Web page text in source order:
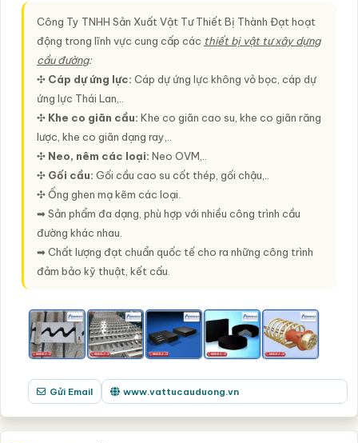
Công Ty TNHH Sản Xuất Vật Tư Thiết Bị Thành Đạt hoạt
động trong lĩnh vực cung cấp các thiết bị vật tư xây dựng
cầu đường:
✣ Cáp dự ứng lực: Cáp dự ứng lực không vỏ bọc, cáp dự
ứng lực Thái Lan,..
✣ Khe co giãn cầu: Khe co giãn cao su, khe co giãn răng
lược, khe co giãn dạng ray,..
✣ Neo, nêm các loại: Neo OVM,..
✣ Gối cầu: Gối cầu cao su cốt thép, gối chậu,..
✣ Ống ghen mạ kẽm các loại.
➡ Sản phẩm đa dạng, phù hợp với nhiều công trình cầu
đường khác nhau.
➡ Chất lượng đạt chuẩn quốc tế cho ra những công trình
đảm bảo kỹ thuật, kết cấu.
Gửi Email www.vattucauduong.vn